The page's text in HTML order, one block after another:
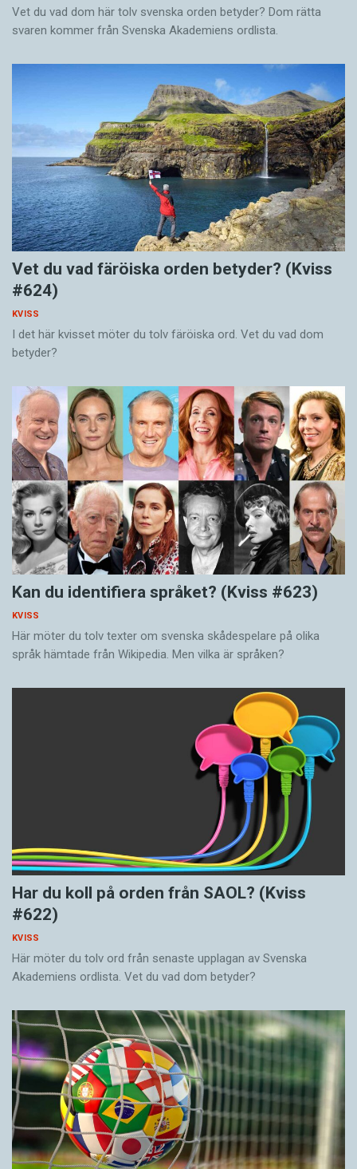
Vet du vad dom här tolv svenska orden betyder? Dom rätta
svaren kommer från Svenska Akademiens ordlista.
Vet du vad färöiska orden betyder? (Kviss
#624)
KVISS
I det här kvisset möter du tolv färöiska ord. Vet du vad dom
betyder?
Kan du identifiera språket? (Kviss #623)
KVISS
Här möter du tolv texter om svenska skådespelare på olika
språk hämtade från Wikipedia. Men vilka är språken?
Har du koll på orden från SAOL? (Kviss
#622)
KVISS
Här möter du tolv ord från senaste upplagan av Svenska
Akademiens ordlista. Vet du vad dom betyder?